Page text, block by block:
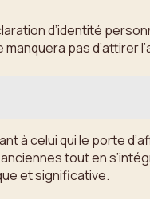
d’identité
pas d’attirer
celui qui le porte
tout en
et significative.